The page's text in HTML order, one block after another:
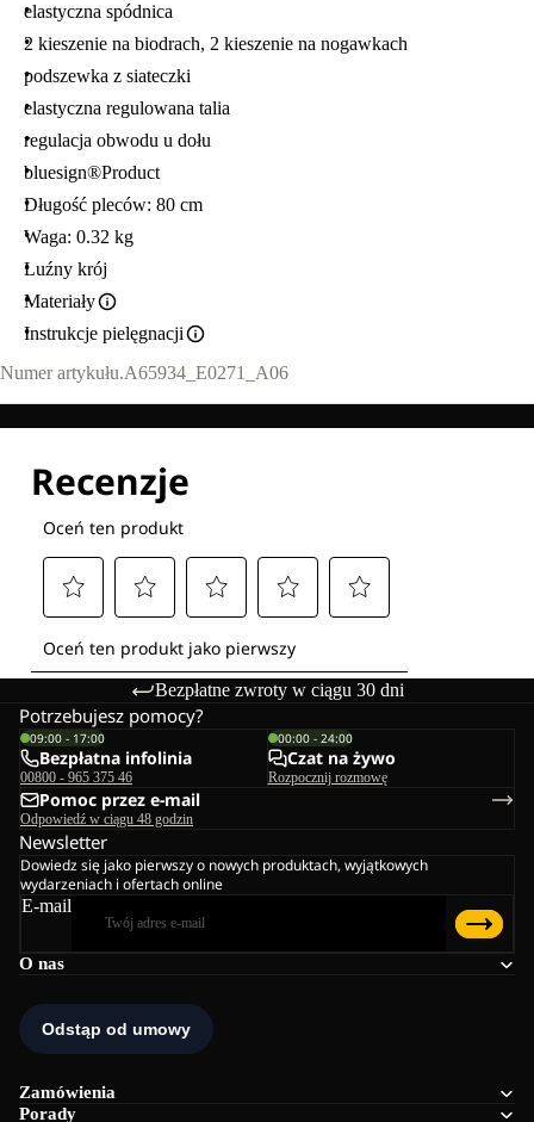
elastyczna spódnica
2 kieszenie na biodrach, 2 kieszenie na nogawkach
podszewka z siateczki
elastyczna regulowana talia
regulacja obwodu u dołu
bluesign®Product
Długość pleców: 80 cm
Waga: 0.32 kg
Luźny krój
Materiały
Instrukcje pielęgnacji
Numer artykułu.A65934_E0271_A06
Bezpłatne zwroty w ciągu 30 dni
O nas
Zamówienia
Porady
Potrzebujesz pomocy?
09:00 - 17:00
Bezpłatna infolinia
00800 - 965 375 46
00:00 - 24:00
Czat na żywo
Rozpocznij rozmowę
Pomoc przez e-mail
Odpowiedź w ciągu 48 godzin
Newsletter
Dowiedz się jako pierwszy o nowych produktach, wyjątkowych
wydarzeniach i ofertach online
E-mail